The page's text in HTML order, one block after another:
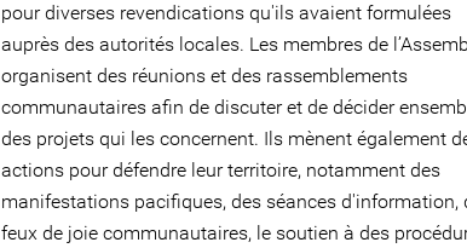
pour diverses revendications qu'ils avaient formulées
auprès des autorités locales. Les membres de
organisent des réunions et des rassemblements
communautaires afin de discuter et de décider
des projets qui les concernent. Ils mènent également
actions pour défendre leur territoire, notamment des
manifestations pacifiques, des séances d'information,
feux de joie communautaires, le soutien à des